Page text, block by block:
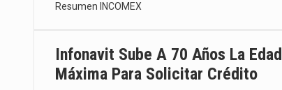
Resumen INCOMEX
Infonavit Sube A 70 Años La Edad
Máxima Para Solicitar Crédito